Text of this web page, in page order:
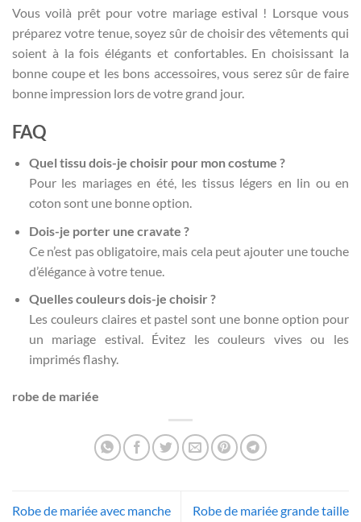
Vous voilà prêt pour votre mariage estival ! Lorsque vous
préparez votre tenue, soyez sûr de choisir des vêtements qui
soient à la fois élégants et confortables. En choisissant la
bonne coupe et les bons accessoires, vous serez sûr de faire
bonne impression lors de votre grand jour.
FAQ
Quel tissu dois-je choisir pour mon costume ?
Pour les mariages en été, les tissus légers en lin ou en
coton sont une bonne option.
Dois-je porter une cravate ?
Ce n’est pas obligatoire, mais cela peut ajouter une touche
d’élégance à votre tenue.
Quelles couleurs dois-je choisir ?
Les couleurs claires et pastel sont une bonne option pour
un mariage estival. Évitez les couleurs vives ou les
imprimés flashy.
robe de mariée
Robe de mariée avec manche
Robe de mariée grande taille